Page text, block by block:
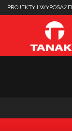
PROJEKTY I